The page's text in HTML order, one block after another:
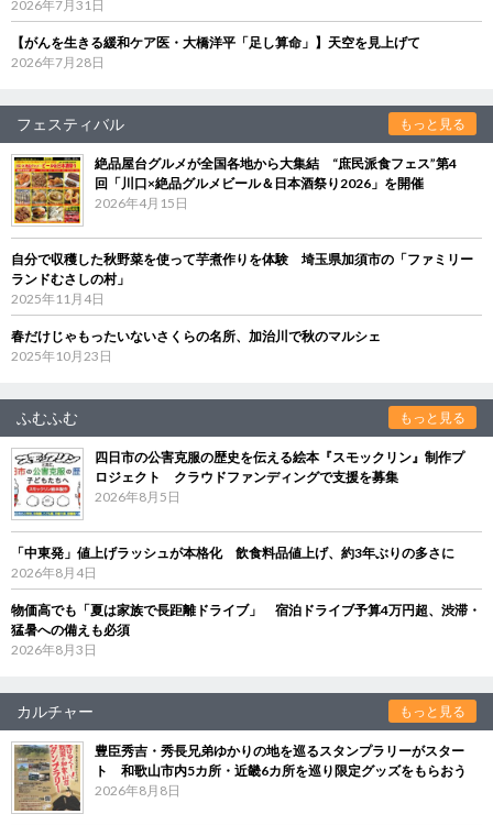
2026年7月31日
【がんを生きる緩和ケア医・大橋洋平「足し算命」】天空を見上げて
2026年7月28日
フェスティバル もっと見る
絶品屋台グルメが全国各地から大集結 “庶民派食フェス”第4
回「川口×絶品グルメビール＆日本酒祭り2026」を開催
2026年4月15日
自分で収穫した秋野菜を使って芋煮作りを体験 埼玉県加須市の「ファミリー
ランドむさしの村」
2025年11月4日
春だけじゃもったいないさくらの名所、加治川で秋のマルシェ
2025年10月23日
ふむふむ もっと見る
四日市の公害克服の歴史を伝える絵本『スモックリン』制作プ
ロジェクト クラウドファンディングで支援を募集
2026年8月5日
「中東発」値上げラッシュが本格化 飲食料品値上げ、約3年ぶりの多さに
2026年8月4日
物価高でも「夏は家族で長距離ドライブ」 宿泊ドライブ予算4万円超、渋滞・
猛暑への備えも必須
2026年8月3日
カルチャー もっと見る
豊臣秀吉・秀長兄弟ゆかりの地を巡るスタンプラリーがスター
ト 和歌山市内5カ所・近畿6カ所を巡り限定グッズをもらおう
2026年8月8日